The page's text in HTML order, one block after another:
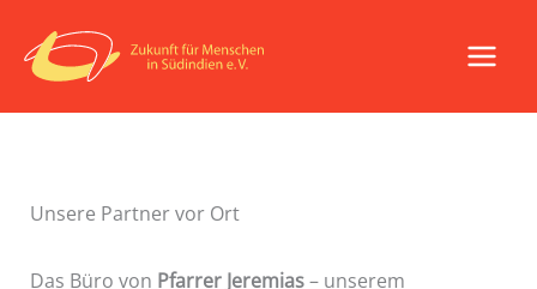
Inhalt
springen
Unsere Partner vor Ort
Das Büro von Pfarrer Jeremias– unserem